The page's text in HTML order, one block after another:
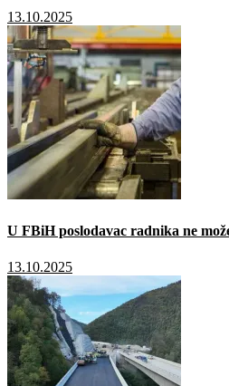
13.10.2025
U FBiH poslodavac radnika ne
13.10.2025